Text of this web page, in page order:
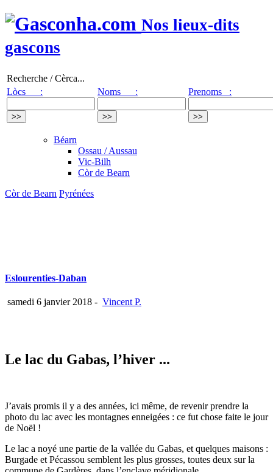
Nos lieux-dits
gascons
Recherche / Cèrca...
Lòcs :
Noms : Prenoms :
Béarn
Ossau / Aussau
Vic-Bilh
Còr de Bearn
Còr de Bearn Pyrénées
Eslourenties-Daban
samedi 6 janvier 2018 - Vincent P.
Le lac du Gabas, l’hiver ...
J’avais promis il y a des années, ici même, de revenir prendre la
photo du lac avec les montagnes enneigées : ce fut chose faite le jour
de Noël !
Le lac a noyé une partie de la vallée du Gabas, et quelques maisons :
Burgade et Pécassou semblent les plus grosses, toutes deux sur la